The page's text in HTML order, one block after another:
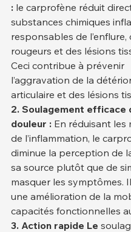
: le carprofène réduit
substances chimiques
responsables de l’enflure,
rougeurs et des lésions
Ceci contribue à prévenir
l’aggravation de la
articulaire et des lésions
2. Soulagement efficace
douleur : En réduisant les
de l’inflammation, le
diminue la perception de
sa source plutôt que de
masquer les symptômes.
une amélioration de la
capacités fonctionnelles
3. Action rapide Le